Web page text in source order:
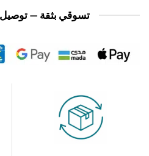
تسوقي بثقة — توصيل